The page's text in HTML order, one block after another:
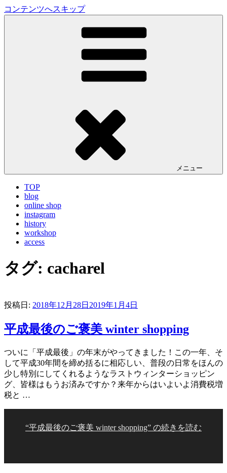
コンテンツへスキップ
LA VILLA ROUGE Blog
メニュー
TOP
blog
online shop
instagram
history
workshop
access
タグ: cacharel
投稿日: 2018年12月28日 2019年1月4日
平成最後のご褒美 winter shopping
ついに「平成最後」の年末がやってきました！この一年、そ
して平成30年間を締め括るに相応しい、普段の日常をほんの
少し特別にしてくれるようなラストウィンターショッピン
グ、皆様はもうお済みですか？来年からはいよいよ消費税増
税と …
“平成最後のご褒美 winter shopping” の続きを読む